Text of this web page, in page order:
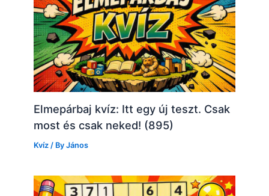
Elmepárbaj kvíz: Itt egy új teszt. Csak
most és csak neked! (895)
Kvíz / ByJános